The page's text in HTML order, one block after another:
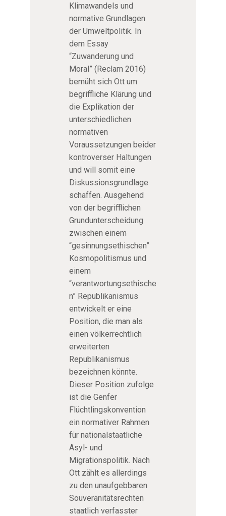
Klimawandels und
normative Grundlagen
der Umweltpolitik. In
dem Essay
“Zuwanderung und
Moral” (Reclam 2016)
bemüht sich Ott um
begriffliche Klärung und
die Explikation der
unterschiedlichen
normativen
Voraussetzungen beider
kontroverser Haltungen
und will somit eine
Diskussionsgrundlage
schaffen. Ausgehend
von der begrifflichen
Grundunterscheidung
zwischen einem
“gesinnungsethischen”
Kosmopolitismus und
einem
“verantwortungsethische
n” Republikanismus
entwickelt er eine
Position, die man als
einen völkerrechtlich
erweiterten
Republikanismus
bezeichnen könnte.
Dieser Position zufolge
ist die Genfer
Flüchtlingskonvention
ein normativer Rahmen
für nationalstaatliche
Asyl- und
Migrationspolitik. Nach
Ott zählt es allerdings
zu den unaufgebbaren
Souveränitätsrechten
staatlich verfasster